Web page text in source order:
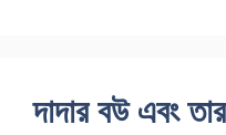
দাদার বউ এবং